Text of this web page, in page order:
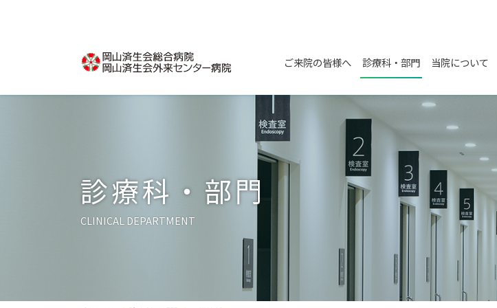
ご来院の皆様へ 診療科・部門 当院について
診療科・部門
CLINICAL DEPARTMENT